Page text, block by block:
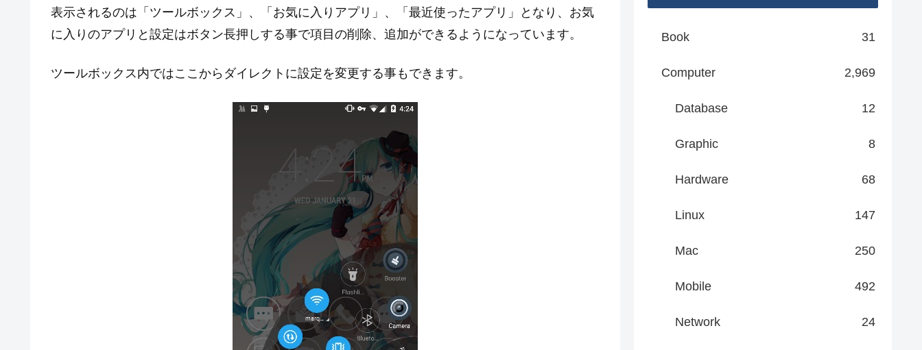
表示されるのは「ツールボックス」、「お気に入りアプリ」、「最近使ったアプリ」となり、お気
に入りのアプリと設定はボタン長押しする事で項目の削除、追加ができるようになっています。
ツールボックス内ではここからダイレクトに設定を変更する事もできます。
Book 31
Computer 2,969
Database 12
Graphic 8
Hardware 68
Linux 147
Mac 250
Mobile 492
Network 24